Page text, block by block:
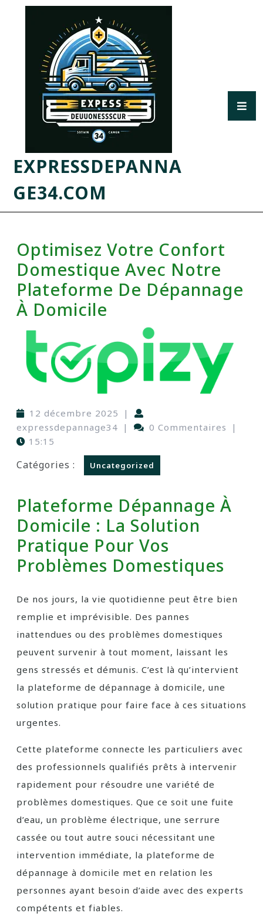
EXPRESSDEPANNA
GE34.COM
Optimisez Votre Confort
Domestique Avec Notre
Plateforme De Dépannage
À Domicile
12 décembre 2025
|
expressdepannage34 | 0 Commentaires
|
15:15
Catégories : Uncategorized
Plateforme Dépannage À
Domicile : La Solution
Pratique Pour Vos
Problèmes Domestiques
De nos jours, la vie quotidienne peut être bien
remplie et imprévisible. Des pannes
inattendues ou des problèmes domestiques
peuvent survenir à tout moment, laissant les
gens stressés et démunis. C’est là qu’intervient
la plateforme de dépannage à domicile, une
solution pratique pour faire face à ces situations
urgentes.
Cette plateforme connecte les particuliers avec
des professionnels qualifiés prêts à intervenir
rapidement pour résoudre une variété de
problèmes domestiques. Que ce soit une fuite
d’eau, un problème électrique, une serrure
cassée ou tout autre souci nécessitant une
intervention immédiate, la plateforme de
dépannage à domicile met en relation les
personnes ayant besoin d’aide avec des experts
compétents et fiables.